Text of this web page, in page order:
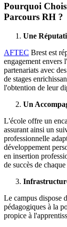
Pourquoi
Parcours RH ?
Une
AFTEC Brest est
engagement envers
partenariats avec
de stages
l'obtention de leur
Un
L'école offre un
assurant ainsi un
professionnelle
développement
en insertion
de succès de
Le campus dispose
pédagogiques à la
propice à